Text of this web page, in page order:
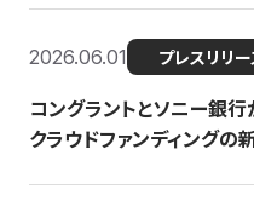
2026.06.01 プレスリリー
コングラントとソニー銀
クラウドファンディングの